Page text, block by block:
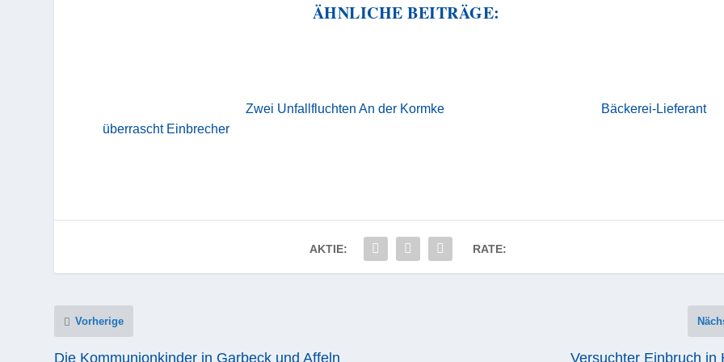
ÄHNLICHE BEITRÄGE:
Zwei Unfallfluchten An der Kormke
Bäckerei-Lieferant
überrascht Einbrecher
AKTIE: RATE:
Vorherige
Die Kommunionkinder in Garbeck und Affeln Versuchter Einbruch in